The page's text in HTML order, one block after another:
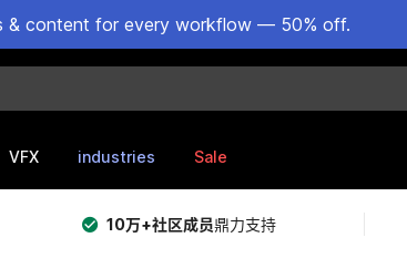
& content for every workflow — 50% off.
VFX industries Sale
10万+社区成员鼎力支持